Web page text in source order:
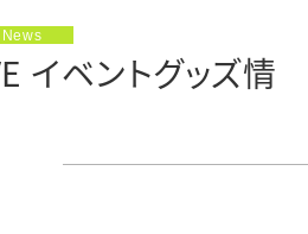
News
イベントグッズ情